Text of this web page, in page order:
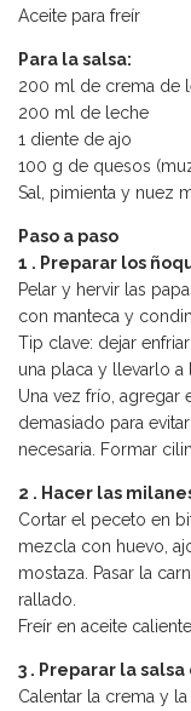
Aceite para freír
Para la salsa:
200 ml de crema de
200 ml de leche
1 diente de ajo
100 g de quesos
Sal, pimienta y nuez
Paso a paso
1 . Preparar los
Pelar y hervir las
con manteca y
Tip clave: dejar
una placa y llevarlo a
Una vez frío, agregar
demasiado para
necesaria. Formar
2 . Hacer las
Cortar el peceto en
mezcla con huevo,
mostaza. Pasar la
rallado.
Freír en aceite
3 . Preparar la
Calentar la crema y